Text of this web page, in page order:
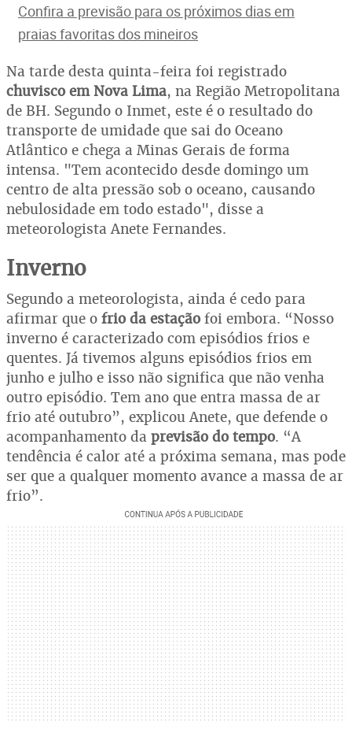
Confira a previsão para os próximos dias em
praias favoritas dos mineiros
Na tarde desta quinta-feira foi registrado
chuvisco em Nova Lima, na Região Metropolitana
de BH. Segundo o Inmet, este é o resultado do
transporte de umidade que sai do Oceano
Atlântico e chega a Minas Gerais de forma
intensa. "Tem acontecido desde domingo um
centro de alta pressão sob o oceano, causando
nebulosidade em todo estado", disse a
meteorologista Anete Fernandes.
Inverno
Segundo a meteorologista, ainda é cedo para
afirmar que o frio da estação foi embora. “Nosso
inverno é caracterizado com episódios frios e
quentes. Já tivemos alguns episódios frios em
junho e julho e isso não significa que não venha
outro episódio. Tem ano que entra massa de ar
frio até outubro”, explicou Anete, que defende o
acompanhamento da previsão do tempo. “A
tendência é calor até a próxima semana, mas pode
ser que a qualquer momento avance a massa de ar
frio”.